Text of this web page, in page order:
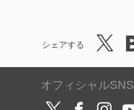
シェアする
オフィシャルSNS